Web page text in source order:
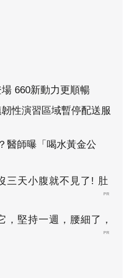
660新動力更順暢
性演習區域暫停配送服
醫師曝「喝水黃金公
三天小腹就不見了! 肚
PR
，堅持一週，腰細了，
PR